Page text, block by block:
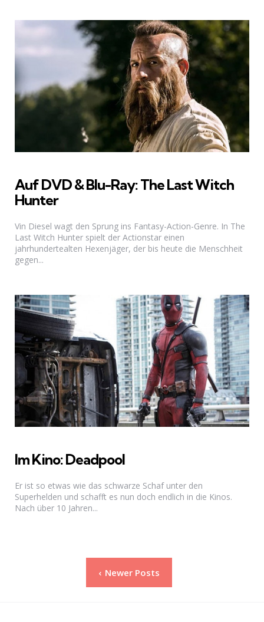
Auf DVD & Blu-Ray: The Last Witch
Hunter
Vin Diesel wagt den Sprung ins Fantasy-Action-Genre. In The
Last Witch Hunter spielt der Actionstar einen
jahrhundertealten Hexenjäger, der bis heute die Menschheit
gegen...
Im Kino: Deadpool
Er ist so etwas wie das schwarze Schaf unter den
Superhelden und schafft es nun doch endlich in die Kinos.
Nach über 10 Jahren...
Seitennummerierung
Newer Posts